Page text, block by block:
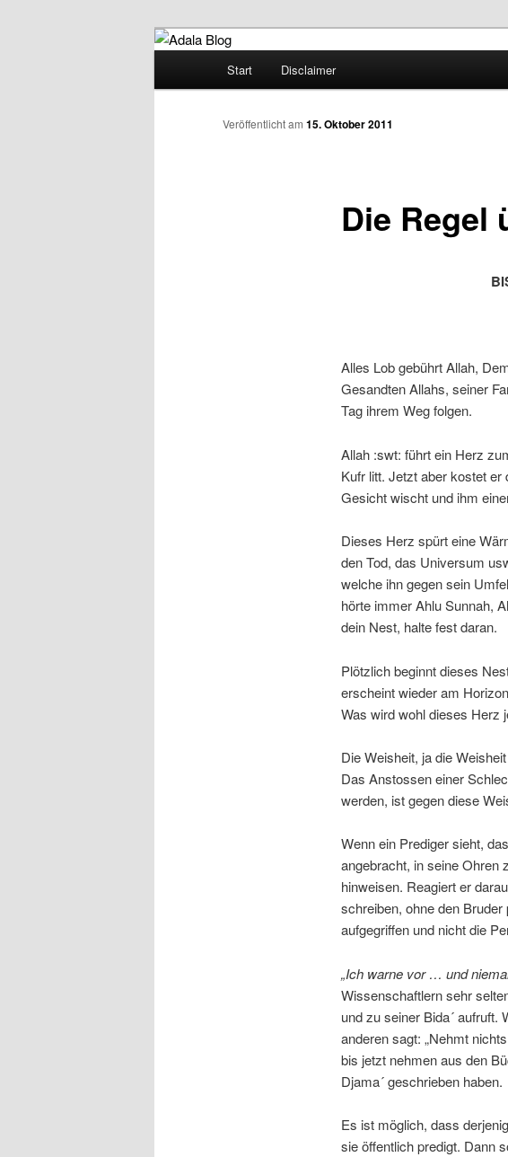
Adala Blog
Denn die Gerechtigkeit ist die Grundlage von allem!
Start Disclaimer
Die Regel
Veröffentlicht am 15. Oktober 2011
Alles Lob gebührt Allah,
Gesandten Allahs, seiner
Tag ihrem Weg folgen.
Allah :swt: führt ein Herz
Kufr litt. Jetzt aber kostet
Gesicht wischt und ihm
Dieses Herz spürt eine
den Tod, das Universum
welche ihn gegen sein
hörte immer Ahlu Sunnah,
dein Nest, halte fest daran.
Plötzlich beginnt dieses
erscheint wieder am
Was wird wohl dieses Herz
Die Weisheit, ja die
Das Anstossen einer
werden, ist gegen diese
Wenn ein Prediger sieht,
angebracht, in seine Ohren
hinweisen. Reagiert er
schreiben, ohne den
aufgegriffen und nicht die
„Ich warne vor … und
Wissenschaftlern sehr
und zu seiner Bida´ aufruft.
anderen sagt: „Nehmt
bis jetzt nehmen aus den
Djama´ geschrieben haben.
Es ist möglich, dass
sie öffentlich predigt. Dann